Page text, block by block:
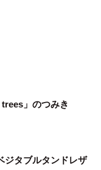
」のつみき
ジタブルタンドレザ